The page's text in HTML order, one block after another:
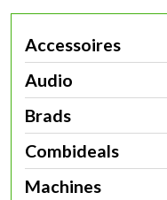
Accessoires
Audio
Brads
Combideals
Machines